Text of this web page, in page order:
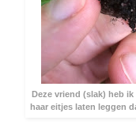
Deze vriend (slak) heb
haar eitjes laten leggen